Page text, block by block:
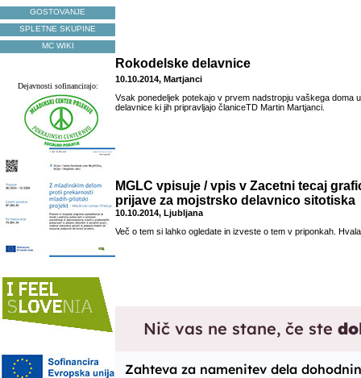
GOSTOVANJE
SPLETNE SKUPINE
MC WIKI
Dejavnosti sofinancirajo:
Rokodelske delavnice
10.10.2014, Martjanci
Vsak ponedeljek potekajo v prvem nadstropju vaškega doma
delavnice ki jih pripravljajo članiceTD Martin Martjanci.
MGLC vpisuje / vpis v Zacetni tecaj
prijave za mojstrsko delavnico sitotiska
10.10.2014, Ljubljana
Več o tem si lahko ogledate in izveste o tem v priponkah. Hvala